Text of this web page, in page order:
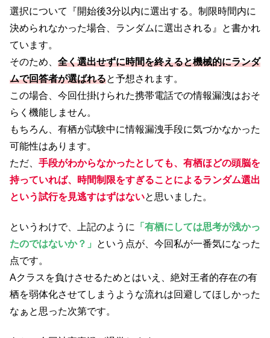
選択について『開始後3分以内に選出する。制限時間内に
決められなかった場合、ランダムに選出される』と書かれ
ています。
そのため、 全く選出せずに時間を終えると機械的にランダ
ムで回答者が選ばれると予想されます。
この場合、今回仕掛けられた携帯電話での情報漏洩はおそ
らく機能しません。
もちろん、有栖が試験中に情報漏洩手段に気づかなかった
可能性はあります。
ただ、 手段がわからなかったとしても、有栖ほどの頭脳を
持っていれば、時間制限をすぎることによるランダム選出
という試行を見逃すはずはないと思いました。
というわけで、上記のように
「有栖にしては思考が浅かっ
たのではないか？」
という点が、今回私が一番気になった
点です。
Aクラスを負けさせるためとはいえ、絶対王者的存在の有
栖を弱体化させてしまうような流れは回避してほしかった
なぁと思った次第です。